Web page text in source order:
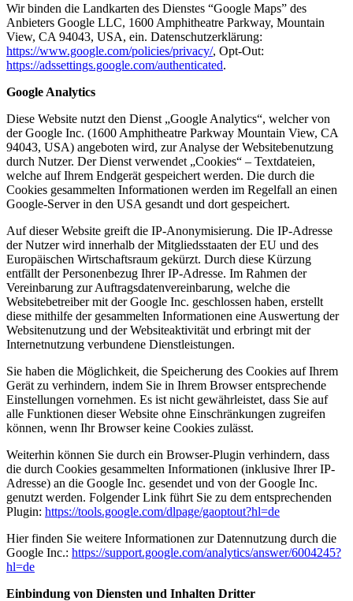
Wir binden die Landkarten des Dienstes “Google Maps” des
Anbieters Google LLC, 1600 Amphitheatre Parkway, Mountain
View, CA 94043, USA, ein. Datenschutzerklärung:
https://www.google.com/policies/privacy/, Opt-Out:
https://adssettings.google.com/authenticated.
Google Analytics
Diese Website nutzt den Dienst „Google Analytics“, welcher von
der Google Inc. (1600 Amphitheatre Parkway Mountain View, CA
94043, USA) angeboten wird, zur Analyse der Websitebenutzung
durch Nutzer. Der Dienst verwendet „Cookies“ – Textdateien,
welche auf Ihrem Endgerät gespeichert werden. Die durch die
Cookies gesammelten Informationen werden im Regelfall an einen
Google-Server in den USA gesandt und dort gespeichert.
Auf dieser Website greift die IP-Anonymisierung. Die IP-Adresse
der Nutzer wird innerhalb der Mitgliedsstaaten der EU und des
Europäischen Wirtschaftsraum gekürzt. Durch diese Kürzung
entfällt der Personenbezug Ihrer IP-Adresse. Im Rahmen der
Vereinbarung zur Auftragsdatenvereinbarung, welche die
Websitebetreiber mit der Google Inc. geschlossen haben, erstellt
diese mithilfe der gesammelten Informationen eine Auswertung der
Websitenutzung und der Websiteaktivität und erbringt mit der
Internetnutzung verbundene Dienstleistungen.
Sie haben die Möglichkeit, die Speicherung des Cookies auf Ihrem
Gerät zu verhindern, indem Sie in Ihrem Browser entsprechende
Einstellungen vornehmen. Es ist nicht gewährleistet, dass Sie auf
alle Funktionen dieser Website ohne Einschränkungen zugreifen
können, wenn Ihr Browser keine Cookies zulässt.
Weiterhin können Sie durch ein Browser-Plugin verhindern, dass
die durch Cookies gesammelten Informationen (inklusive Ihrer IP-
Adresse) an die Google Inc. gesendet und von der Google Inc.
genutzt werden. Folgender Link führt Sie zu dem entsprechenden
Plugin: https://tools.google.com/dlpage/gaoptout?hl=de
Hier finden Sie weitere Informationen zur Datennutzung durch die
Google Inc.: https://support.google.com/analytics/answer/6004245?
hl=de
Einbindung von Diensten und Inhalten Dritter